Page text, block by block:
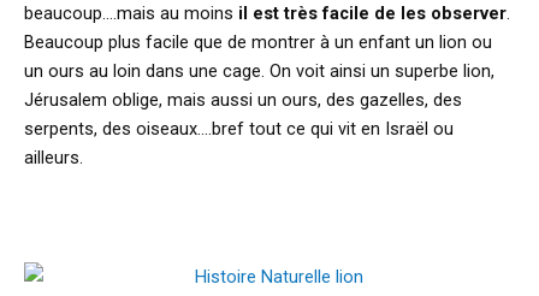
beaucoup….mais au moins il est très facile de les observer.
Beaucoup plus facile que de montrer à un enfant un lion ou
un ours au loin dans une cage. On voit ainsi un superbe lion,
Jérusalem oblige, mais aussi un ours, des gazelles, des
serpents, des oiseaux….bref tout ce qui vit en Israël ou
ailleurs.